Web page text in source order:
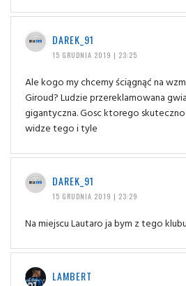
DAREK_91
15 GRUDNIA 2019 | 23:25
Ale kogo my chcemy ściągnąć na
Giroud? Ludzie przereklamowana
gigantyczna. Gosc ktorego
widze tego i tyle
DAREK_91
15 GRUDNIA 2019 | 23:29
Na miejscu Lautaro ja bym z tego
LAMBERT